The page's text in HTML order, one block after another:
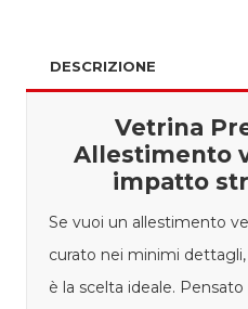
DESCRIZIONE
Vetrina
Allestimento
impatto
Se vuoi un allestimento
curato nei minimi dettagli,
è la scelta ideale.